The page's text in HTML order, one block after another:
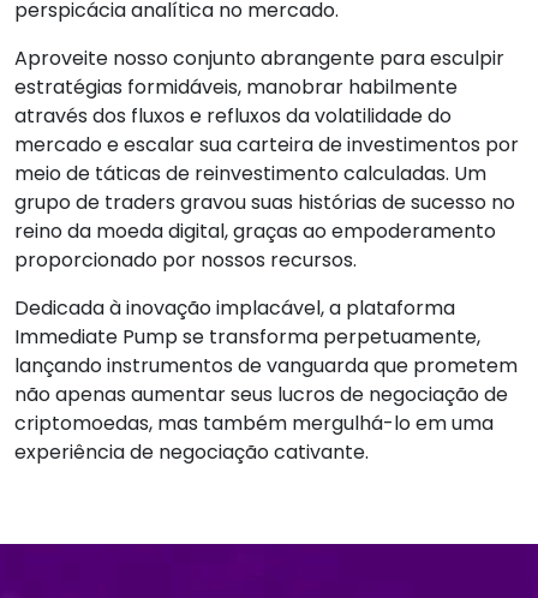
perspicácia analítica no mercado.
Aproveite nosso conjunto abrangente para esculpir
estratégias formidáveis, manobrar habilmente
através dos fluxos e refluxos da volatilidade do
mercado e escalar sua carteira de investimentos por
meio de táticas de reinvestimento calculadas. Um
grupo de traders gravou suas histórias de sucesso no
reino da moeda digital, graças ao empoderamento
proporcionado por nossos recursos.
Dedicada à inovação implacável, a plataforma
Immediate Pump se transforma perpetuamente,
lançando instrumentos de vanguarda que prometem
não apenas aumentar seus lucros de negociação de
criptomoedas, mas também mergulhá-lo em uma
experiência de negociação cativante.